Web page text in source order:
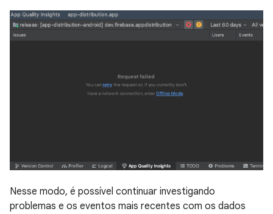
Nesse modo, é possível continuar investigando
problemas e os eventos mais recentes com os dados